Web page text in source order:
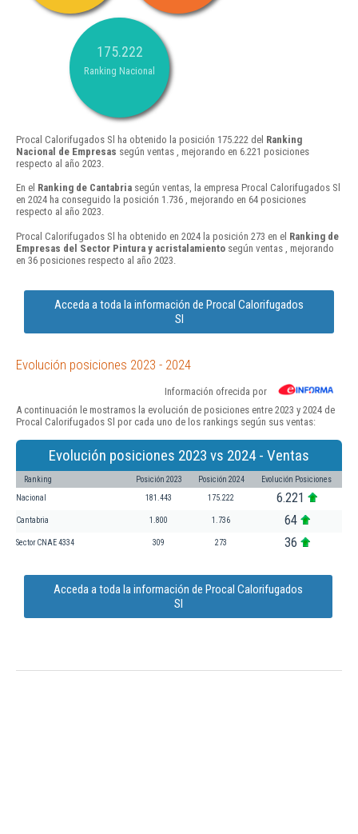
175.222
Ranking Nacional
Procal Calorifugados Sl ha obtenido la posición 175.222 del Ranking
Nacional de Empresas según ventas , mejorando en 6.221 posiciones
respecto al año 2023.
En el Ranking de Cantabria según ventas, la empresa Procal Calorifugados Sl
en 2024 ha conseguido la posición 1.736 , mejorando en 64 posiciones
respecto al año 2023.
Procal Calorifugados Sl ha obtenido en 2024 la posición 273 en el Ranking de
Empresas del Sector Pintura y acristalamiento según ventas , mejorando
en 36 posiciones respecto al año 2023.
Acceda a toda la información de Procal Calorifugados
Sl
Evolución posiciones 2023 - 2024
Información ofrecida por
A continuación le mostramos la evolución de posiciones entre 2023 y 2024 de
Procal Calorifugados Sl por cada uno de los rankings según sus ventas:
Evolución posiciones 2023 vs 2024 - Ventas
Ranking Posición 2023 Posición 2024 Evolución Posiciones
Nacional 181.443 175.222 6.221
Cantabria 1.800 1.736 64
Sector CNAE 4334 309 273 36
Acceda a toda la información de Procal Calorifugados
Sl